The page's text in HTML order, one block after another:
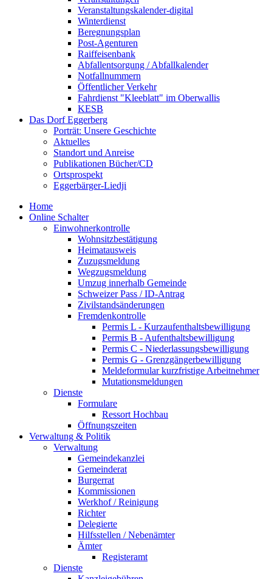
Veranstaltungskalender-digital
Winterdienst
Beregnungsplan
Post-Agenturen
Raiffeisenbank
Abfallentsorgung / Abfallkalender
Notfallnummern
Öffentlicher Verkehr
Fahrdienst "Kleeblatt" im Oberwallis
KESB
Das Dorf Eggerberg
Porträt: Unsere Geschichte
Aktuelles
Standort und Anreise
Publikationen Bücher/CD
Ortsprospekt
Eggerbärger-Liedji
Home
Online Schalter
Einwohnerkontrolle
Wohnsitzbestätigung
Heimatausweis
Zuzugsmeldung
Wegzugsmeldung
Umzug innerhalb Gemeinde
Schweizer Pass / ID-Antrag
Zivilstandsänderungen
Fremdenkontrolle
Permis L - Kurzaufenthaltsbewilligung
Permis B - Aufenthaltsbewilligung
Permis C - Niederlassungsbewilligung
Permis G - Grenzgängerbewilligung
Meldeformular kurzfristige Arbeitnehmer
Mutationsmeldungen
Dienste
Formulare
Ressort Hochbau
Öffnungszeiten
Verwaltung & Politik
Verwaltung
Gemeindekanzlei
Gemeinderat
Burgerrat
Kommissionen
Werkhof / Reinigung
Richter
Delegierte
Hilfsstellen / Nebenämter
Ämter
Registeramt
Dienste